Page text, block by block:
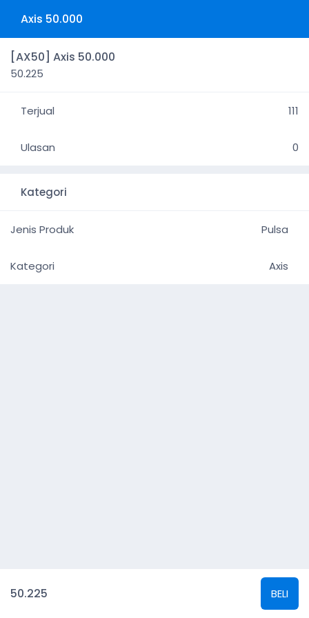
Axis 50.000
[AX50] Axis 50.000
50.225
Terjual 111
Ulasan 0
Kategori
Jenis Produk Pulsa
Kategori Axis
50.225 BELI